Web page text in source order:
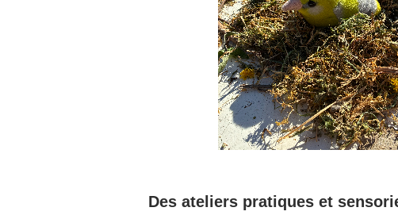
Des ateliers pratiques et